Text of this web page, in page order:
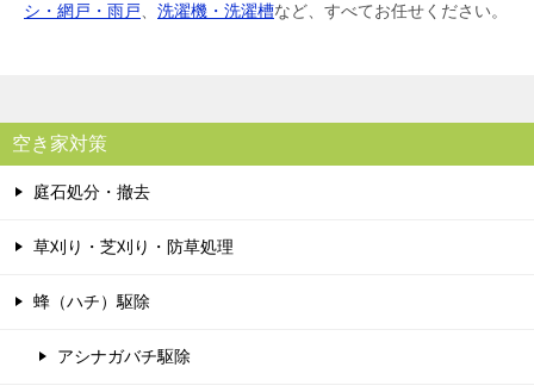
シ・網戸・雨戸、 洗濯機・洗濯槽など、すべてお任せください。
空き家対策
庭石処分・撤去
草刈り・芝刈り・防草処理
蜂（ハチ）駆除
アシナガバチ駆除